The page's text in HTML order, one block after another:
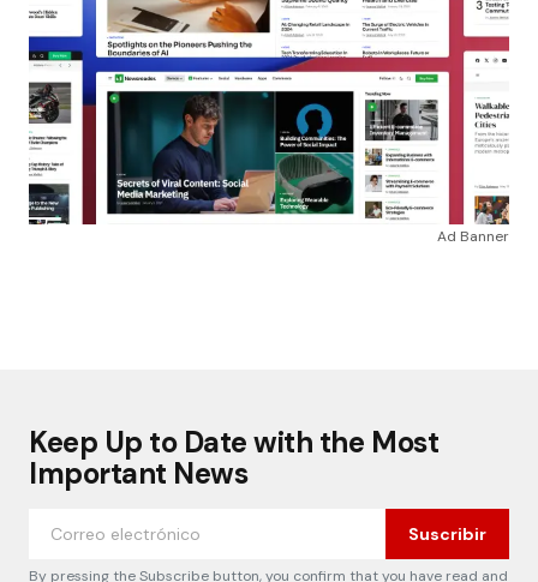
Ad Banner
Keep Up to Date with the Most
Important News
Suscribir
By pressing the Subscribe button, you confirm that you have read and